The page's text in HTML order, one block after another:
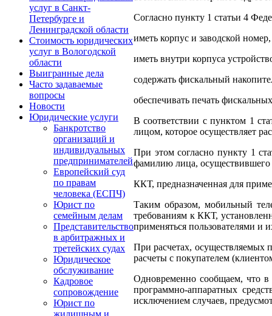
услуг в Санкт-
Петербурге и
Ленинградской области
Стоимость юридических
услуг в Вологодской
области
Выигранные дела
Часто задаваемые
вопросы
Новости
Юридические услуги
Банкротство
организаций и
индивидуальных
предпринимателей
Европейский суд
по правам
человека (ЕСПЧ)
Юрист по
семейным делам
Представительство
в арбитражных и
третейских судах
Юридическое
обслуживание
Кадровое
сопровождение
Юрист по
жилищным и
Согласно пункту 1 статьи 4
иметь корпус и заводской
иметь внутри корпуса
содержать фискальный
обеспечивать печать
В соответствии с пунктом 1
лицом, которое осуществляет
При этом согласно пункту 1
фамилию лица, осуществившего
ККТ, предназначенная для
Таким образом, мобильный
требованиям к ККТ,
применяться пользователями
При расчетах, осуществляемых
расчеты с покупателем
Одновременно сообщаем, что в
программно-аппаратных
исключением случаев,